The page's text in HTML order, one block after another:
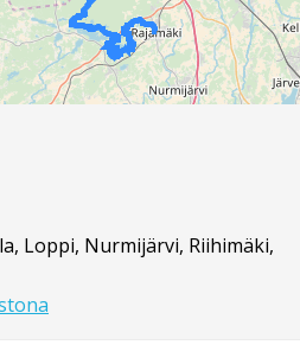
Loppi, Nurmijärvi, Riihimäki,